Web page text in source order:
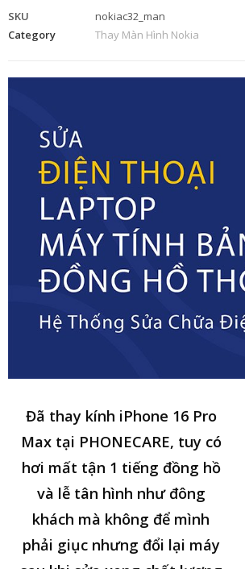
SKU
nokiac32_man
Category
Thay Màn Hình Nokia
Đã thay kính iPhone 16 Pro
Max tại PHONECARE, tuy có
hơi mất tận 1 tiếng đồng hồ
và lễ tân hình như đông
khách mà không để mình
phải giục nhưng đổi lại máy